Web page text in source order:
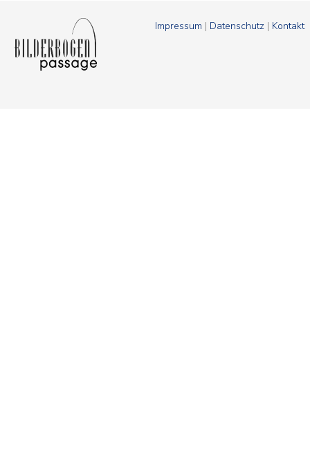
Impressum | Datenschutz | Kontakt